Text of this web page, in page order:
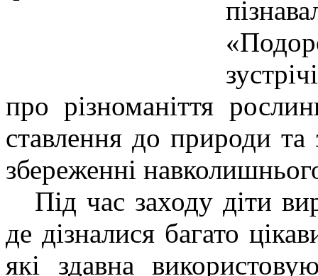
про різноманіття
ставлення до природи та
збереженні
Під час заходу діти
де дізналися багато
які здавна